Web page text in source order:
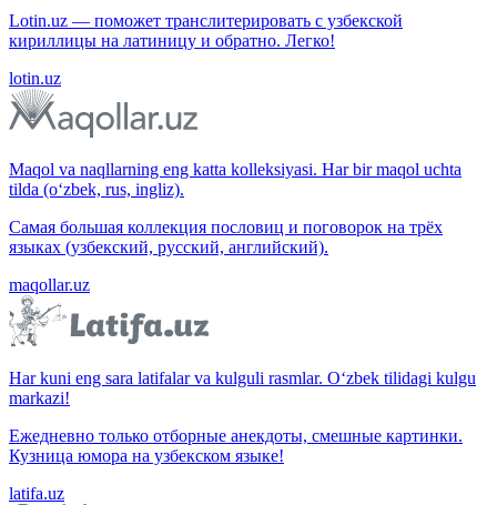
Lotin.uz — поможет транслитерировать с узбекской
кириллицы на латиницу и обратно. Легко!
lotin.uz
Maqol va naqllarning eng katta kolleksiyasi. Har bir maqol uchta
tilda (o‘zbek, rus, ingliz).
Самая большая коллекция пословиц и поговорок на трёх
языках (узбекский, русский, английский).
maqollar.uz
Har kuni eng sara latifalar va kulguli rasmlar. O‘zbek tilidagi kulgu
markazi!
Ежедневно только отборные анекдоты, смешные картинки.
Кузница юмора на узбекском языке!
latifa.uz